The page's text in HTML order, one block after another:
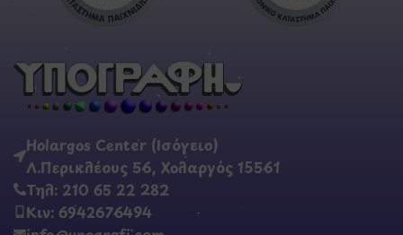
Holargos Center (Ισόγειο)
Λ.Περικλέους 56, Χολαργός 15561
Τηλ: 210 65 22 282
Κιν: 6942676494